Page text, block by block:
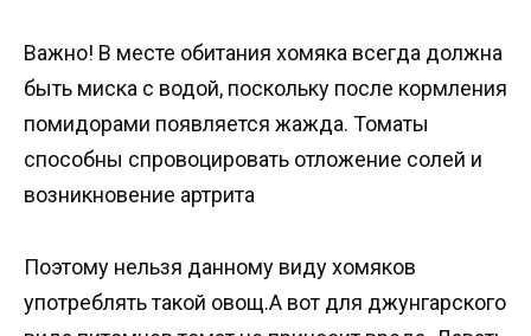
Важно! В месте обитания хомяка всегда должна
быть миска с водой, поскольку после кормления
помидорами появляется жажда. Томаты
способны спровоцировать отложение солей и
возникновение артрита
Поэтому нельзя данному виду хомяков
употреблять такой овощ.А вот для джунгарского